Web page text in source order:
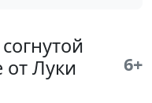
Луки
6+
Ирина
Кириченко